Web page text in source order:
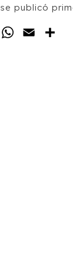
se publicó
FacebookWhatsApp
Email